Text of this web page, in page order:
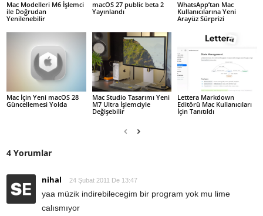
Mac Modelleri M6 İşlemci
ile Doğrudan
Yenilenebilir
macOS 27 public beta 2
Yayınlandı
WhatsApp’tan Mac
Kullanıcılarına Yeni
Arayüz Sürprizi
Mac İçin Yeni macOS 28
Güncellemesi Yolda
Mac Studio Tasarımı Yeni
M7 Ultra İşlemciyle
Değişebilir
Lettera Markdown
Editörü Mac Kullanıcıları
İçin Tanıtıldı
4 Yorumlar
nihal 24 Şubat 2011 De 13:47
yaa müzik indirebilecegim bir program yok mu lime
calısmıyor